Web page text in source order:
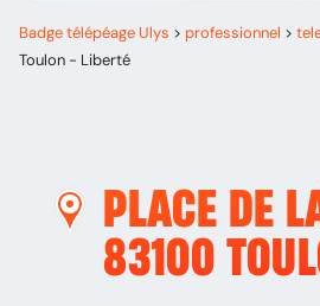
Badge télépéage Ulys > professionnel >
Toulon - Liberté
PLACE DE
83100